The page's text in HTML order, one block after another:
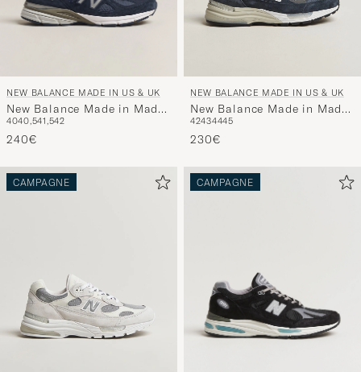
NEW BALANCE MADE IN US & UK
New Balance Made in Made
in USA 990v4 Navy
4040,541,542
240€
NEW BALANCE MADE IN US & UK
New Balance Made in Made
in USA 992 Navy
42434445
230€
CAMPAGNE CAMPAGNE